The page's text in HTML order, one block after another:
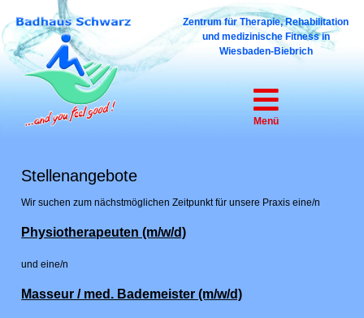
Zentrum für Therapie, Reha­bilitation
und medizinische Fitness in
Wiesbaden-Biebrich
Menü
Stellenangebote
Wir suchen zum nächstmöglichen Zeitpunkt für unsere Praxis eine/n
Physiotherapeuten (m/w/d)
und eine/n
Masseur / med. Bademeister (m/w/d)